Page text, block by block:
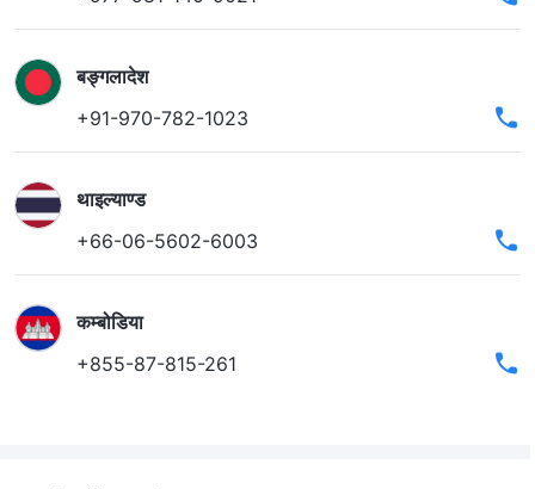
बङ्गलादेश
+91-970-782-1023
थाइल्याण्ड
+66-06-5602-6003
कम्बोडिया
+855-87-815-261